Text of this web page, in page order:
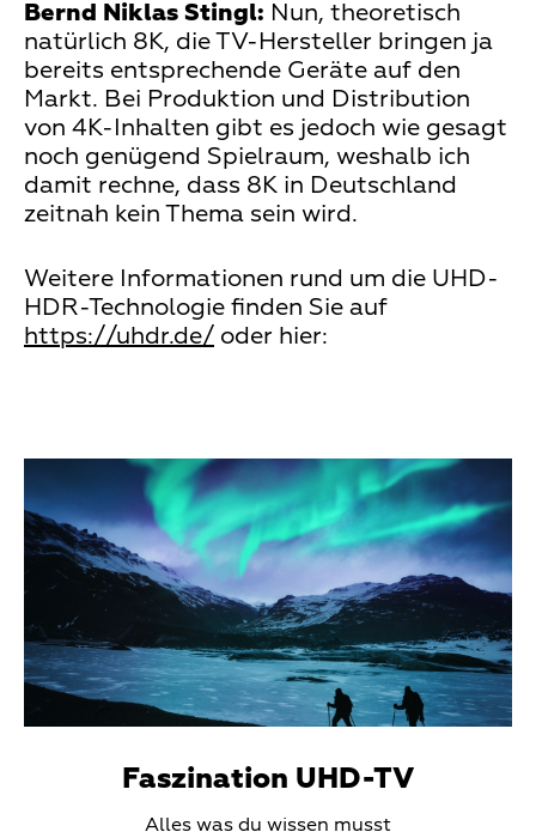
Bernd Niklas Stingl: Nun, theoretisch
natürlich 8K, die TV-Hersteller bringen ja
bereits entsprechende Geräte auf den
Markt. Bei Produktion und Distribution
von 4K-Inhalten gibt es jedoch wie gesagt
noch genügend Spielraum, weshalb ich
damit rechne, dass 8K in Deutschland
zeitnah kein Thema sein wird.
Weitere Informationen rund um die UHD-
HDR-Technologie finden Sie auf
https://uhdr.de/ oder hier:
Media
Faszination UHD-TV
Alles was du wissen musst